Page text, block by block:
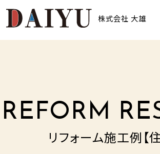
株式会社 大雄
REFORM
リフォーム施工例【